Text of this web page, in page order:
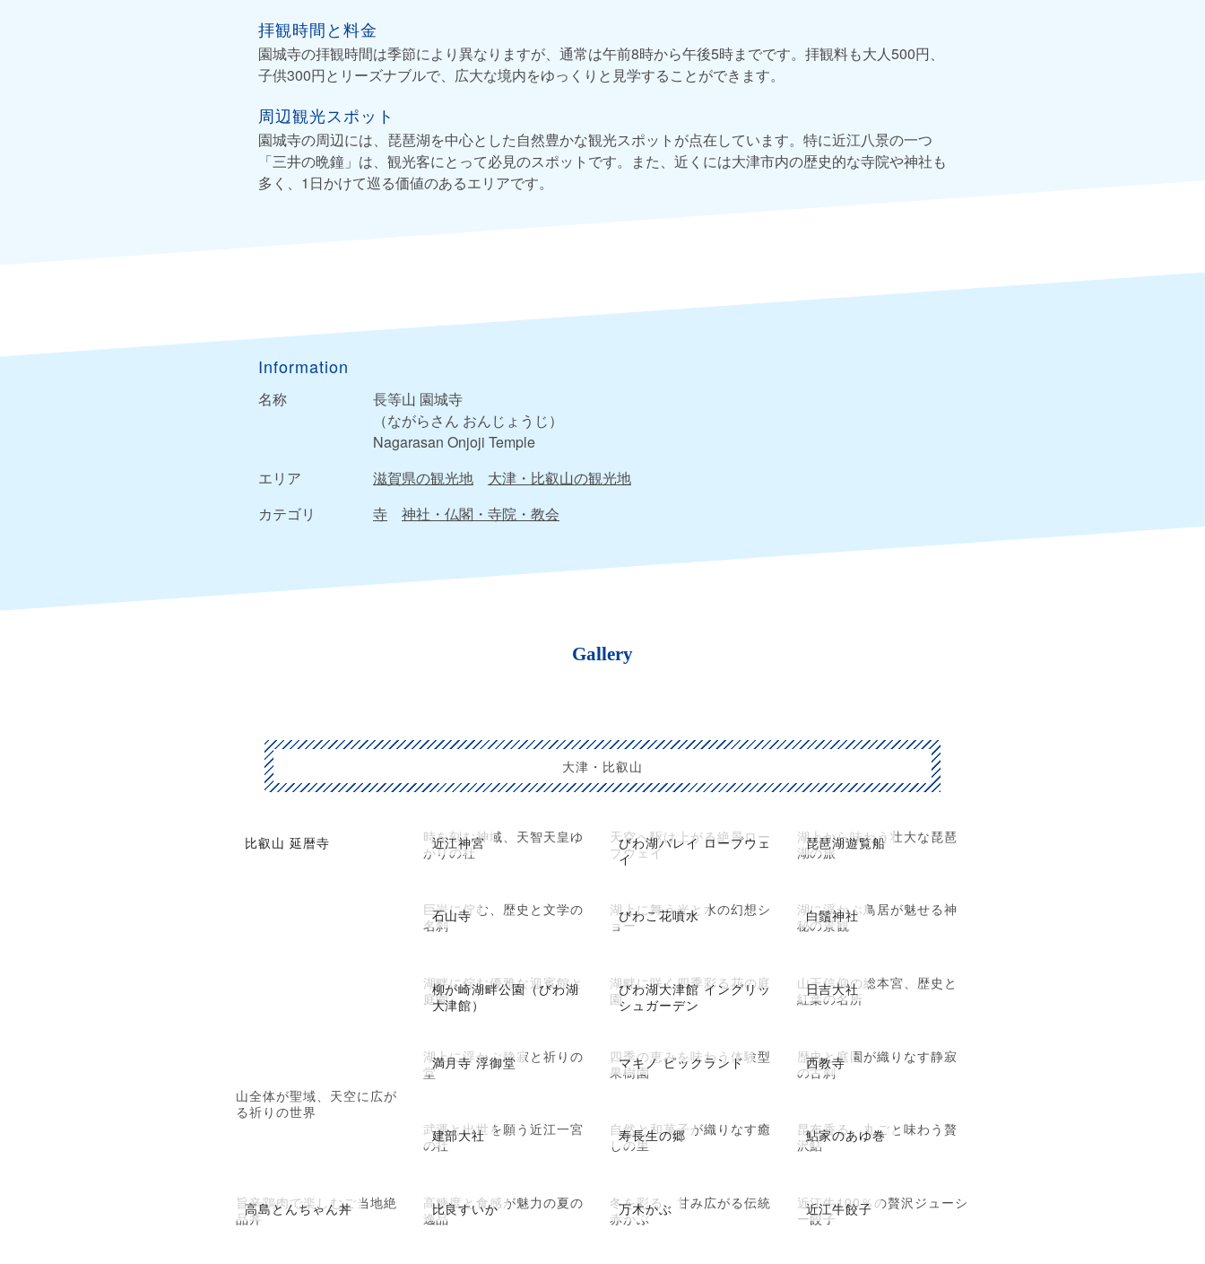
拝観時間と料金
園城寺の拝観時間は季節により異なりますが、通常は午前8時から午後5時までです。拝観料も大人500円、
子供300円とリーズナブルで、広大な境内をゆっくりと見学することができます。
周辺観光スポット
園城寺の周辺には、琵琶湖を中心とした自然豊かな観光スポットが点在しています。特に近江八景の一つ
「三井の晩鐘」は、観光客にとって必見のスポットです。また、近くには大津市内の歴史的な寺院や神社も
多く、1日かけて巡る価値のあるエリアです。
Information
名称
長等山 園城寺
（ながらさん おんじょうじ）
Nagarasan Onjoji Temple
エリア
滋賀県の観光地
大津・比叡山の観光地
カテゴリ
寺 神社・仏閣・寺院・教会
Gallery
大津・比叡山
比叡山 延暦寺
山全体が聖域、天空に広が
る祈りの世界
近江神宮
時を刻む神域、天智天皇ゆ
かりの社
びわ湖バレイ ロープウェ
イ
天空へ駆け上がる絶景ロー
プウェイ
琵琶湖遊覧船
湖上から味わう壮大な琵琶
湖の旅
石山寺
巨岩に佇む、歴史と文学の
名刹
びわこ花噴水
湖上に舞う光と水の幻想シ
ョー
白鬚神社
湖に浮かぶ鳥居が魅せる神
秘の景観
柳が崎湖畔公園（びわ湖
大津館）
湖畔に佇む優雅な迎賓館と
庭園
びわ湖大津館 イングリッ
シュガーデン
湖畔に咲く四季彩る花の庭
園
日吉大社
山王信仰の総本宮、歴史と
紅葉の名所
満月寺 浮御堂
湖上に浮かぶ静寂と祈りの
堂
マキノ ピックランド
四季の恵みを味わう体験型
果樹園
西教寺
歴史と庭園が織りなす静寂
の古刹
建部大社
武運と出世を願う近江一宮
の社
寿長生の郷
自然と和菓子が織りなす癒
しの里
鮎家のあゆ巻
昆布香る、丸ごと味わう贅
沢鮎
高島とんちゃん丼
旨辛鶏肉で楽しむご当地絶
品丼
比良すいか
高糖度と食感が魅力の夏の
逸品
万木かぶ
冬を彩る、甘み広がる伝統
赤かぶ
近江牛餃子
近江牛100％の贅沢ジューシ
ー餃子